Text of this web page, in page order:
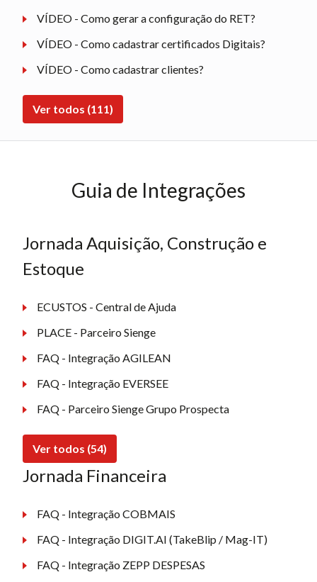
VÍDEO - Como gerar a configuração do RET?
VÍDEO - Como cadastrar certificados Digitais?
VÍDEO - Como cadastrar clientes?
Ver todos (111)
Guia de Integrações
Jornada Aquisição, Construção e
Estoque
ECUSTOS - Central de Ajuda
PLACE - Parceiro Sienge
FAQ - Integração AGILEAN
FAQ - Integração EVERSEE
FAQ - Parceiro Sienge Grupo Prospecta
Ver todos (54)
Jornada Financeira
FAQ - Integração COBMAIS
FAQ - Integração DIGIT.AI (TakeBlip / Mag-IT)
FAQ - Integração ZEPP DESPESAS